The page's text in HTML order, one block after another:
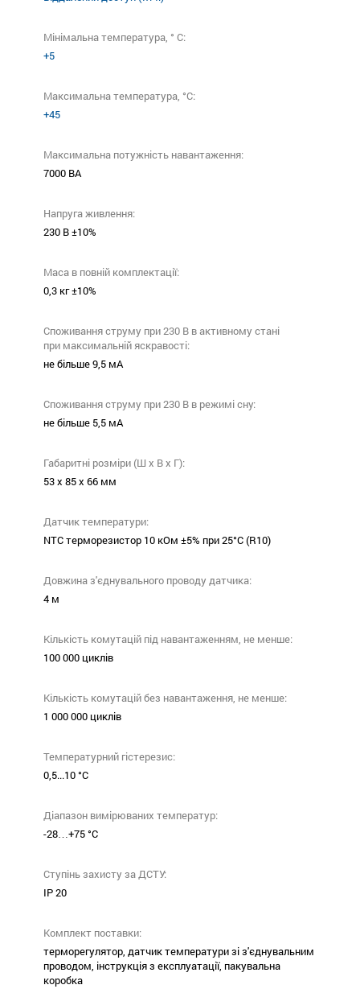
Мінімальна температура, ° C:
+5
Максимальна температура, °C:
+45
Максимальна потужність навантаження:
7000 ВА
Напруга живлення:
230 В ±10%
Маса в повній комплектації:
0,3 кг ±10%
Споживання струму при 230 В в активному стані
при максимальній яскравості:
не більше 9,5 мА
Споживання струму при 230 В в режимі сну:
не більше 5,5 мА
Габаритні розміри (Ш х В х Г):
53 х 85 х 66 мм
Датчик температури:
NTC терморезистор 10 кОм ±5% при 25°С (R10)
Довжина з'єднувального проводу датчика:
4 м
Кількість комутацій під навантаженням, не менше:
100 000 циклів
Кількість комутацій без навантаження, не менше:
1 000 000 циклів
Температурний гістерезис:
0,5...10 °С
Діапазон вимірюваних температур:
-28…+75 °С
Ступінь захисту за ДСТУ:
ІР 20
Комплект поставки:
терморегулятор, датчик температури зі з'єднувальним
проводом, інструкція з експлуатації, пакувальна
коробка